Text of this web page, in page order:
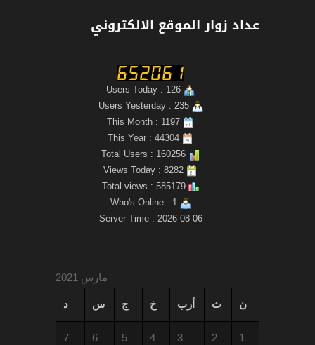
عداد زوار الموقع الالكتروني
Users Yesterday : 235
Total views : 585179
Who's Online : 1
Server Time : 2026-08-06
مارس 2021
ن ث أرب خ ج س د
1
2
3
4
5
6
7